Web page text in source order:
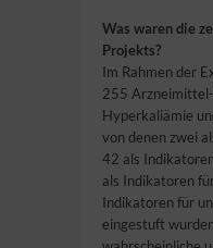
Was waren die
Projekts?
Im Rahmen der
255
Hyperkaliämie
von denen zwei
42 als
als Indikatoren
Indikatoren für
eingestuft